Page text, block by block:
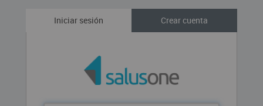
Iniciar sesión Crear cuenta